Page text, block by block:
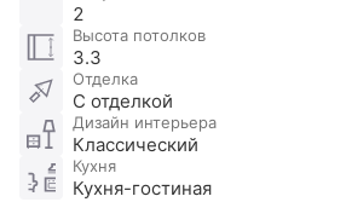
2
Высота потолков
3.3
Отделка
С отделкой
Дизайн интерьера
Классический
Кухня
Кухня-гостиная